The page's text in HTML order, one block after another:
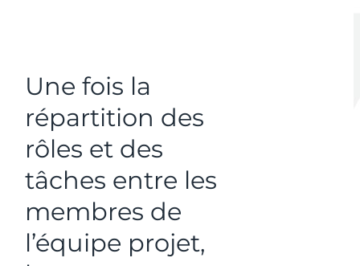
Une fois la
répartition des
rôles et des
tâches entre les
membres de
l’équipe projet,